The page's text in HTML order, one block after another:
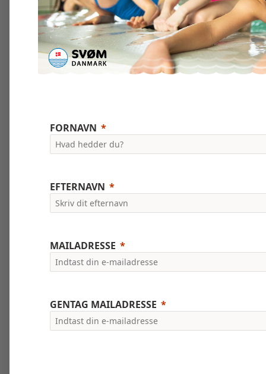
FORNAVN
EFTERNAVN
MAILADRESSE
GENTAG MAILADRESSE